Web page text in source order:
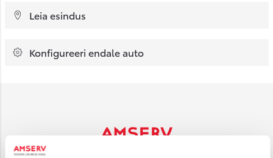
Leia esindus
Konfigureeri endale auto